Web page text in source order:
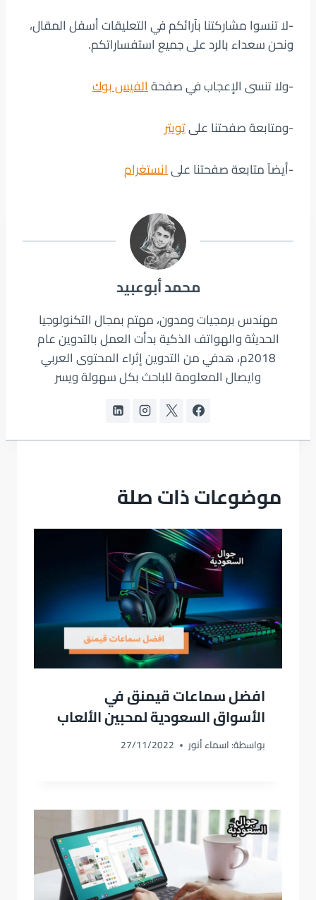
-لا تنسوا مشاركتنا بآرائكم في التعليقات أسفل المقال،
ونحن سعداء بالرد على جميع استفساراتكم.
-ولا تنسى الإعجاب في صفحةالفيس بوك
-ومتابعة صفحتنا علىتويتر
-أيضاً متابعة صفحتنا علىانستغرام
محمد أبوعبيد
مهندس برمجيات ومدون، مهتم بمجال التكنولوجيا
الحديثة والهواتف الذكية بدأت العمل بالتدوين عام
2018م، هدفي من التدوين إثراء المحتوى العربي
وايصال المعلومة للباحث بكل سهولة ويسر
موضوعات ذات صلة
افضل سماعات قيمنق في
الأسواق السعودية لمحبين الألعاب
بواسطة:اسماء أنور 27/11/2022